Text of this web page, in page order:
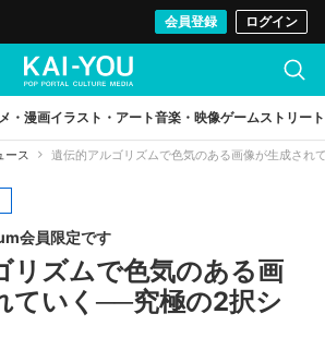
会員登録 ログイン
・漫画イラスト・アート音楽・映像ゲームストリート
ース 遺伝的アルゴリズムで色気のある画像が生成され
会員限定です
リズムで色気のある画
ていく──究極の2択シ